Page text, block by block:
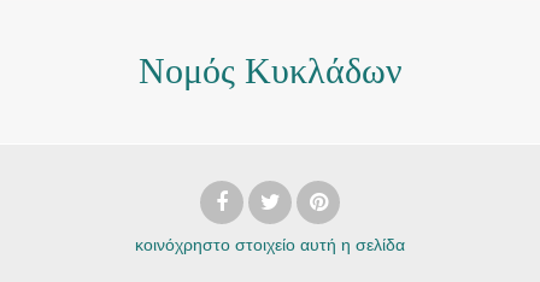
Νομός Κυκλάδων
κοινόχρηστο στοιχείο αυτή η σελίδα